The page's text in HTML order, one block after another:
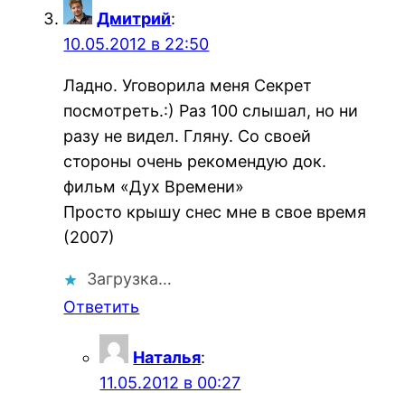
Дмитрий:
10.05.2012 в 22:50
Ладно. Уговорила меня Секрет
посмотреть.:) Раз 100 слышал, но ни
разу не видел. Гляну. Со своей
стороны очень рекомендую док.
фильм «Дух Времени»
Просто крышу снес мне в свое время
(2007)
Загрузка…
Ответить
Наталья:
11.05.2012 в 00:27